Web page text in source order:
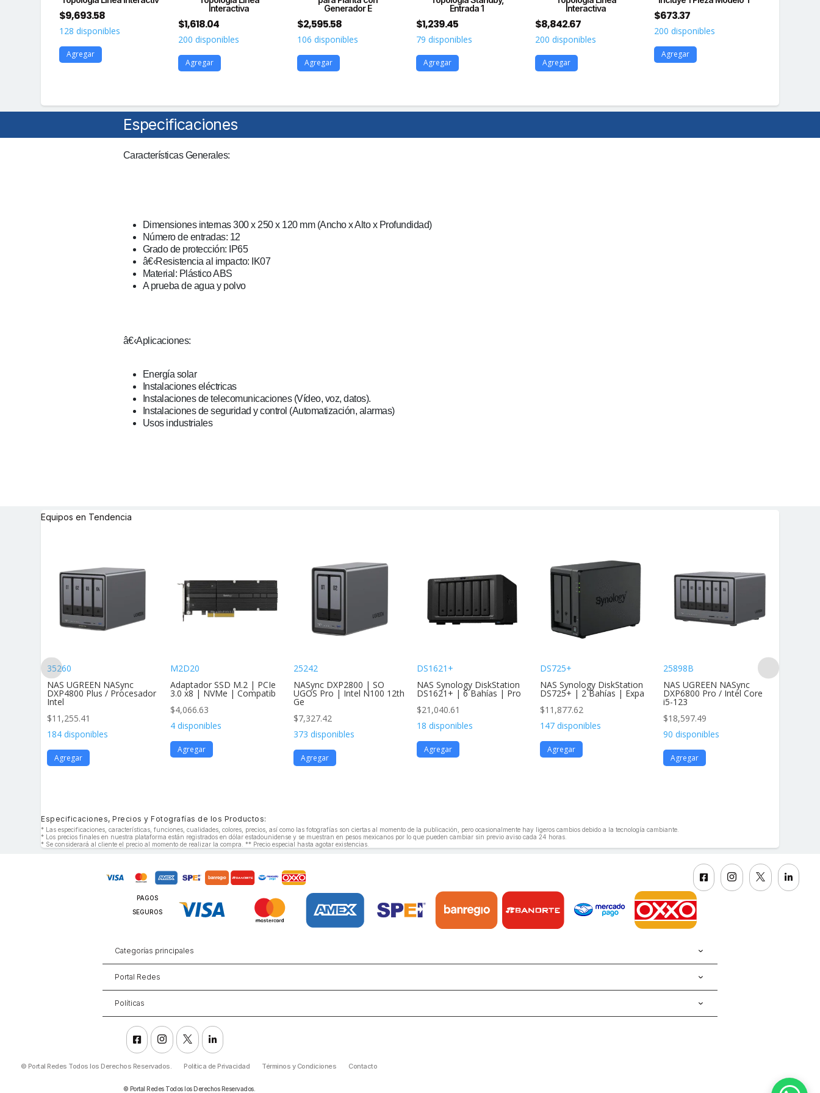
$9,693.58
128 disponibles
Agregar
Interactiva
$1,618.04
200 disponibles
Agregar
Generador E
$2,595.58
106 disponibles
Agregar
Entrada 1
$1,239.45
79 disponibles
Agregar
Interactiva
$8,842.67
200 disponibles
Agregar
$673.37
200 disponibles
Agregar
Especificaciones
Características Generales:
Dimensiones internas 300 x 250 x 120 mm (Ancho x Alto x Profundidad)
Número de entradas: 12
Grado de protección: IP65
â€‹Resistencia al impacto: IK07
Material: Plástico ABS
A prueba de agua y polvo
â€‹Aplicaciones:
Energía solar
Instalaciones eléctricas
Instalaciones de telecomunicaciones (Vídeo, voz, datos).
Instalaciones de seguridad y control (Automatización, alarmas)
Usos industriales
Equipos en Tendencia
35260
NAS UGREEN NASync
DXP4800 Plus / Procesador
Intel
$11,255.41
184 disponibles
Agregar
M2D20
Adaptador SSD M.2 | PCIe
3.0 x8 | NVMe | Compatib
$4,066.63
4 disponibles
Agregar
25242
NASync DXP2800 | SO
UGOS Pro | Intel N100 12th
Ge
$7,327.42
373 disponibles
Agregar
DS1621+
NAS Synology DiskStation
DS1621+ | 6 Bahías | Pro
$21,040.61
18 disponibles
Agregar
DS725+
NAS Synology DiskStation
DS725+ | 2 Bahías | Expa
$11,877.62
147 disponibles
Agregar
25898B
NAS UGREEN NASync
DXP6800 Pro / Intel Core
i5-123
$18,597.49
90 disponibles
Agregar
Especificaciones, Precios y Fotografías de los Productos:
* Las especificaciones, características, funciones, cualidades, colores, precios, así como las fotografías son ciertas al momento de la publicación, pero ocasionalmente hay ligeros cambios debido a la tecnología cambiante.
* Los precios finales en nuestra plataforma están registrados en dólar estadounidense y se muestran en pesos mexicanos por lo que pueden cambiar sin previo aviso cada 24 horas.
* Se considerará al cliente el precio al momento de realizar la compra. ** Precio especial hasta agotar existencias.
   
PAGOS
SEGUROS
Categorías principales
Portal Redes
Políticas
   
© Portal Redes Todos los Derechos Reservados. Política de Privacidad Términos y Condiciones Contacto
© Portal Redes Todos los Derechos Reservados.